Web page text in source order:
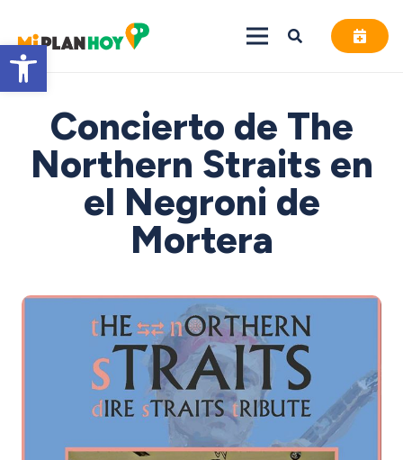
Abrir barra de herramientas
Concierto de The
Northern Straits en
el Negroni de
Mortera